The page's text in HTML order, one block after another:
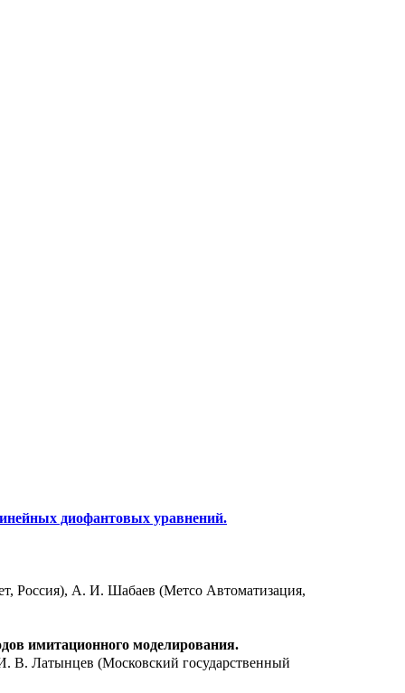
диофантовых уравнений.
Россия), А. И. Шабаев (Метсо Автоматизация,
имитационного моделирования.
Латынцев (Московский государственный